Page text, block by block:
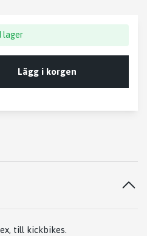
I lager
Lägg i korgen
till kickbikes.